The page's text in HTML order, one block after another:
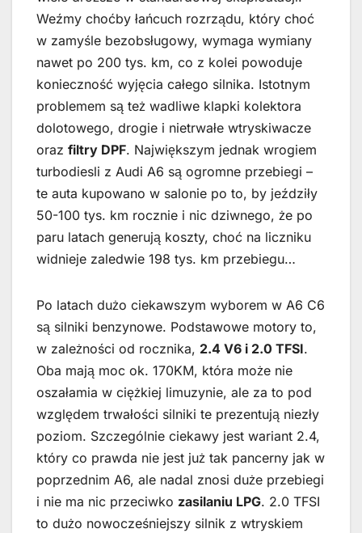
Weźmy choćby łańcuch rozrządu, który choć
w zamyśle bezobsługowy, wymaga wymiany
nawet po 200 tys. km, co z kolei powoduje
konieczność wyjęcia całego silnika. Istotnym
problemem są też wadliwe klapki kolektora
dolotowego, drogie i nietrwałe wtryskiwacze
oraz filtry DPF. Największym jednak wrogiem
turbodiesli z Audi A6 są ogromne przebiegi –
te auta kupowano w salonie po to, by jeździły
50-100 tys. km rocznie i nic dziwnego, że po
paru latach generują koszty, choć na liczniku
widnieje zaledwie 198 tys. km przebiegu…
Po latach dużo ciekawszym wyborem w A6 C6
są silniki benzynowe. Podstawowe motory to,
w zależności od rocznika, 2.4 V6 i 2.0 TFSI.
Oba mają moc ok. 170KM, która może nie
oszałamia w ciężkiej limuzynie, ale za to pod
względem trwałości silniki te prezentują niezły
poziom. Szczególnie ciekawy jest wariant 2.4,
który co prawda nie jest już tak pancerny jak w
poprzednim A6, ale nadal znosi duże przebiegi
i nie ma nic przeciwko zasilaniu LPG. 2.0 TFSI
to dużo nowocześniejszy silnik z wtryskiem